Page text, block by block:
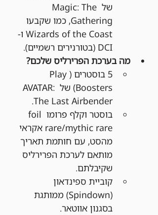
של Magic: The
Gathering, כמו שקבעו
Wizards of the Coast ו-
DCI (בטורנירים רשמיים).
מה בערכת הפרירליס שלכם?
5 בוסטרים (Play
Boosters) של AVATAR:
The Last Airbender.
בוסטר וקלף פרומו foil
rare/mythic rare אקראי
מהסט, עם חותמת תאריך
מותאם לערכת הפרירליס
שקיבלתם.
קוביית ספינדאון
(Spindown) ממותגת
בסגנון אווטאר.